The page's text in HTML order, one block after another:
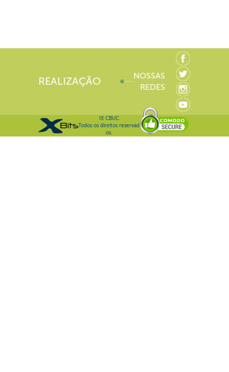
REALIZAÇÃO
NOSSAS
REDES
IX CBUC
Todos os direitos reservad
os.